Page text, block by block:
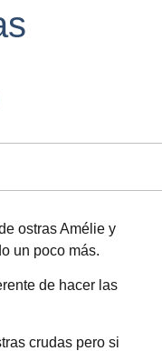
ostrasAmélie y
un poco más.
de hacer las
crudas pero si